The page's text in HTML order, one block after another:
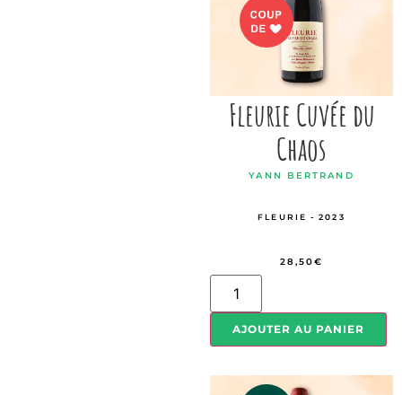
Fleurie Cuvée du
Chaos
YANN BERTRAND
FLEURIE - 2023
28,50€
AJOUTER AU PANIER